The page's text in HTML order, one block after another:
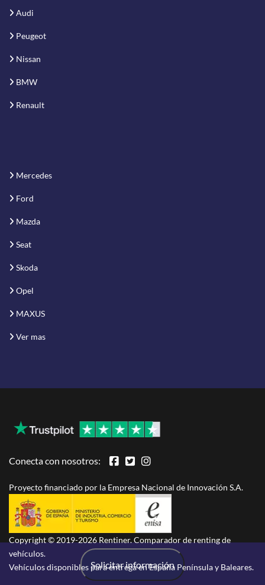
Solicitar información
Audi
Peugeot
Nissan
BMW
Renault
Mercedes
Ford
Mazda
Seat
Skoda
Opel
MAXUS
Ver mas
Conecta con nosotros:
Proyecto financiado por la Empresa Nacional de Innovación S.A.
Copyright © 2019-2026 Rentiner. Comparador de renting de
vehículos.
Vehículos disponibles para entrega en España Península y Baleares.